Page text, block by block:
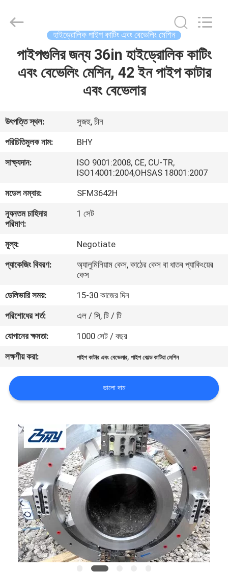
বাড়ি
আমাদের
সম্পর্কে
কারখানা
ভ্রমণ
মান
নিয়ন্ত্রণ
সাইটম্যাপ
গোপনীয়তা
নীতি
Engineering
Material
Technology(Suzhou)Co.,
Reserved.
হাইড্রোলিক পাইপ কাটিং এবং বেভেলিং মেশিন
পাইপগুলির জন্য 36in হাইড্রোলিক কাটিং
এবং বেভেলিং মেশিন, 42 ইন পাইপ কাটার
এবং বেভেলার
উৎপত্তি স্থল:
সুজহু, চীন
পরিচিতিমুলক নাম:
BHY
সাক্ষ্যদান:
ISO 9001:2008, CE, CU-TR,
ISO14001:2004,OHSAS 18001:2007
মডেল নম্বার:
SFM3642H
ন্যূনতম চাহিদার
পরিমাণ:
1 সেট
মূল্য:
Negotiate
প্যাকেজিং বিবরণ:
অ্যালুমিনিয়াম কেস, কাঠের কেস বা ধাতব প্যাকিংয়ের
কেস
ডেলিভারি সময়:
15-30 কাজের দিন
পরিশোধের শর্ত:
এল / সি, টি / টি
যোগানের ক্ষমতা:
1000 সেট / বছর
লক্ষণীয় করা:
পাইপ কাটার এবং বেভেলার,পাইপ কোল্ড কাটিয়া মেশিন
ভালো দাম